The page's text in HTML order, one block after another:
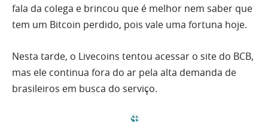
fala da colega e brincou que é melhor nem saber que
tem um Bitcoin perdido, pois vale uma fortuna hoje.
Nesta tarde, o Livecoins tentou acessar o site do BCB,
mas ele continua fora do ar pela alta demanda de
brasileiros em busca do serviço.